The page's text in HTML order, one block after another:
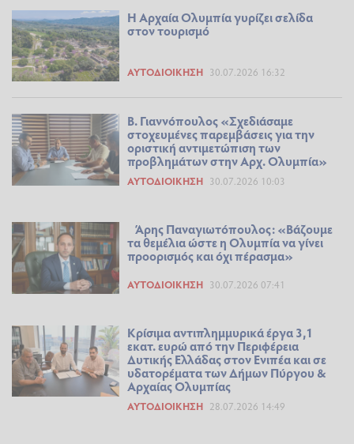
Η Αρχαία Ολυμπία γυρίζει σελίδα
στον τουρισμό
ΑΥΤΟΔΙΟΊΚΗΣΗ 30.07.2026 16:32
Β. Γιαννόπουλος «Σχεδιάσαμε
στοχευμένες παρεμβάσεις για την
οριστική αντιμετώπιση των
προβλημάτων στην Αρχ. Ολυμπία»
ΑΥΤΟΔΙΟΊΚΗΣΗ 30.07.2026 10:03
Άρης Παναγιωτόπουλος: «Βάζουμε
τα θεμέλια ώστε η Ολυμπία να γίνει
προορισμός και όχι πέρασμα»
ΑΥΤΟΔΙΟΊΚΗΣΗ 30.07.2026 07:41
Κρίσιμα αντιπλημμυρικά έργα 3,1
εκατ. ευρώ από την Περιφέρεια
Δυτικής Ελλάδας στον Ενιπέα και σε
υδατορέματα των Δήμων Πύργου &
Αρχαίας Ολυμπίας
ΑΥΤΟΔΙΟΊΚΗΣΗ 28.07.2026 14:49